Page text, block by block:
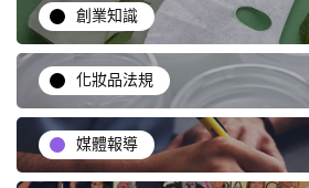
創業知識
化妝品法規
媒體報導